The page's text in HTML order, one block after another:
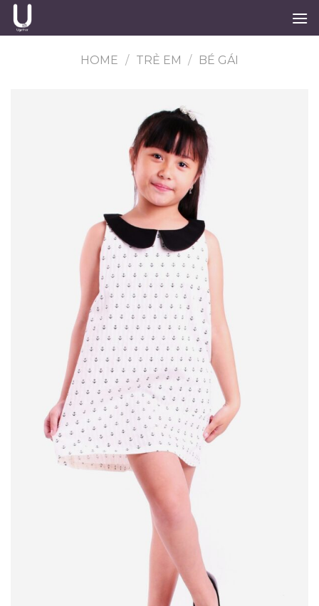
Skip
HOME / TRẺ EM / BÉ GÁI